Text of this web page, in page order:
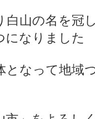
白山の名を冠
になりました
となって地域